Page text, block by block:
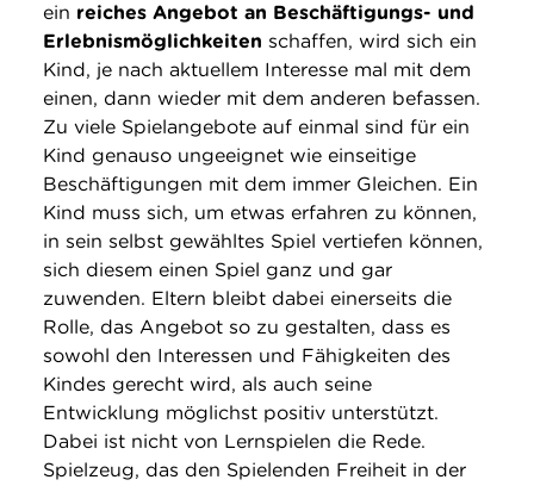
ein reiches Angebot an Beschäftigungs- und
Erlebnismöglichkeiten schaffen, wird sich ein
Kind, je nach aktuellem Interesse mal mit dem
einen, dann wieder mit dem anderen befassen.
Zu viele Spielangebote auf einmal sind für ein
Kind genauso ungeeignet wie einseitige
Beschäftigungen mit dem immer Gleichen. Ein
Kind muss sich, um etwas erfahren zu können,
in sein selbst gewähltes Spiel vertiefen können,
sich diesem einen Spiel ganz und gar
zuwenden. Eltern bleibt dabei einerseits die
Rolle, das Angebot so zu gestalten, dass es
sowohl den Interessen und Fähigkeiten des
Kindes gerecht wird, als auch seine
Entwicklung möglichst positiv unterstützt.
Dabei ist nicht von Lernspielen die Rede.
Spielzeug, das den Spielenden Freiheit in der